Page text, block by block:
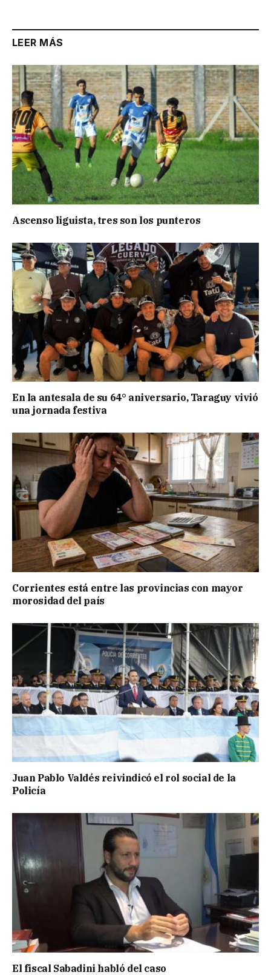
LEER MÁS
Ascenso liguista, tres son los punteros
En la antesala de su 64° aniversario, Taraguy vivió
una jornada festiva
Corrientes está entre las provincias con mayor
morosidad del país
Juan Pablo Valdés reivindicó el rol social de la
Policía
El fiscal Sabadini habló del caso